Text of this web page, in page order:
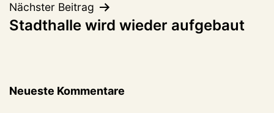
Nächster Beitrag
Stadthalle wird wieder aufgebaut
Neueste Kommentare